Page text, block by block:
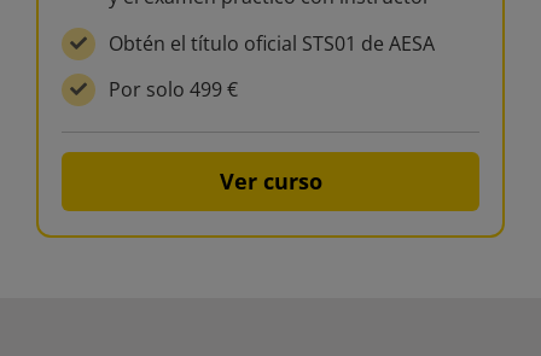
Obtén el título oficial STS01 de AESA
Por solo 499 €
Ver curso